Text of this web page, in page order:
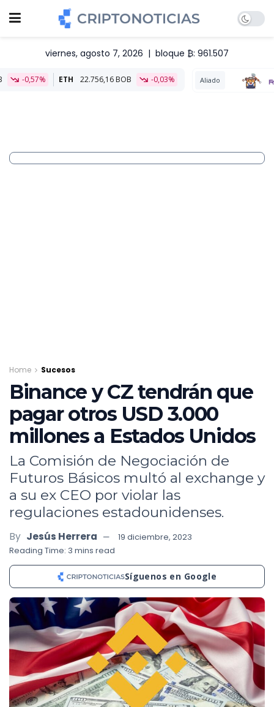
viernes, agosto 7, 2026 | bloque ₿: 961.507
ETH 22.756,16 BOB -0,03% Aliado
Home Sucesos
Binance y CZ tendrán que
pagar otros USD 3.000
millones a Estados Unidos
La Comisión de Negociación de
Futuros Básicos multó al exchange y
a su ex CEO por violar las
regulaciones estadounidenses.
By Jesús Herrera
19 diciembre, 2023
Reading Time: 3 mins read
Síguenos en Google